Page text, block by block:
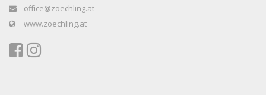
office@zoechling.at
www.zoechling.at